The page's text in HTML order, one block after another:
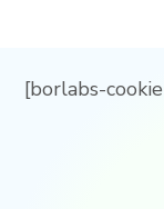
[borlabs-